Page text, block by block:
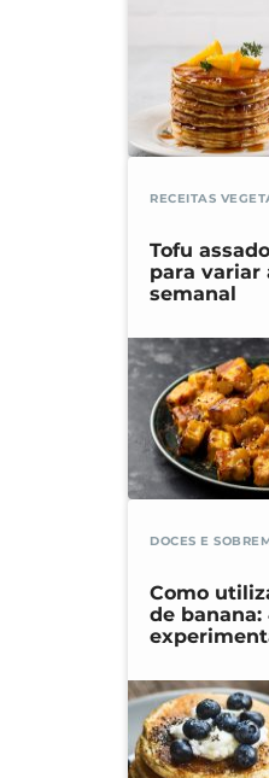
RECEITAS
Tofu
para variar
semanal
DOCES E
Como
de banana: